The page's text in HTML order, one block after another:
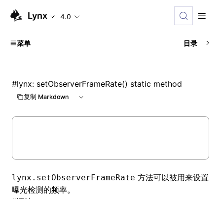
Lynx 4.0
菜单 目录
#lynx: setObserverFrameRate() static method
复制 Markdown
lynx.setObserverFrameRate 方法可以被用来设置
曝光检测的频率。